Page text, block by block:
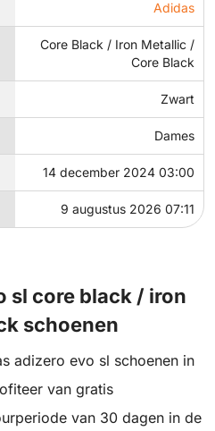
Adidas
Core Black / Iron Metallic /
Core Black
Zwart
Dames
14 december 2024 03:00
9 augustus 2026 07:11
sl core black / iron
schoenen
adizero evo sl schoenen in
van gratis
van 30 dagen in de